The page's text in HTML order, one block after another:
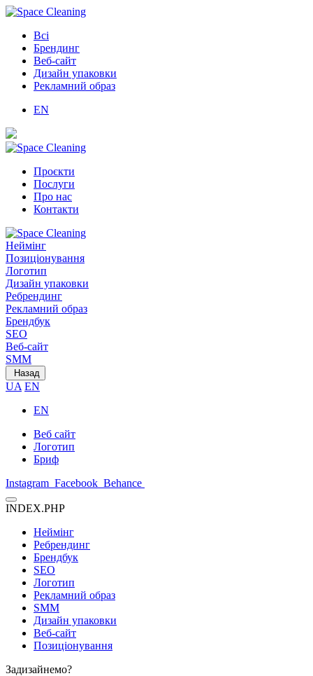
Всі
Брендинг
Веб-сайт
Дизайн упаковки
Рекламний образ
EN
Проєкти
Послуги
Про нас
Контакти
Неймінг
Позиціонування
Логотип
Дизайн упаковки
Ребрендинг
Рекламний образ
Брендбук
SEO
Веб-сайт
SMM
Назад
UA EN
EN
Веб сайт
Логотип
Бриф
Instagram Facebook Behance
INDEX.PHP
Неймінг
Ребрендинг
Брендбук
SEO
Логотип
Рекламний образ
SMM
Дизайн упаковки
Веб-сайт
Позиціонування
Задизайнемо?